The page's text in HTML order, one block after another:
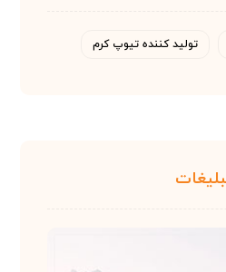
تولید کننده تیوپ کرم